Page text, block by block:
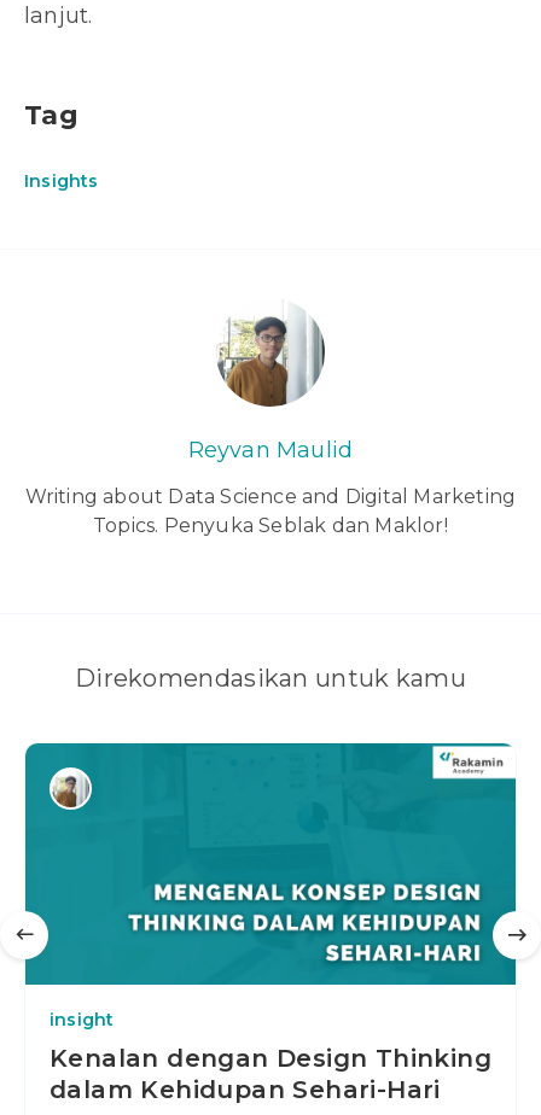
lanjut.
Tag
Insights
Reyvan Maulid
Writing about Data Science and Digital Marketing
Topics. Penyuka Seblak dan Maklor!
Direkomendasikan untuk kamu
insight
Kenalan dengan Design Thinking
dalam Kehidupan Sehari-Hari